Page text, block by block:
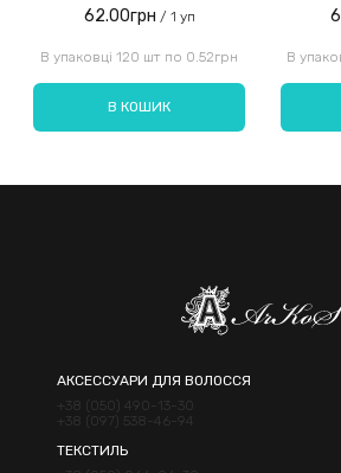
Введіть код, вказаний на
62.00грн / 1 уп
В упаковці 120 шт по 0.52грн
В КОШИК
В
АКСЕССУАРИ ДЛЯ ВОЛОССЯ
+38 (050) 490-13-30
+38 (097) 538-46-94
ТЕКСТИЛЬ